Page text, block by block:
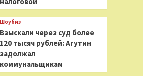
Шоубиз
Взыскали через суд более
120 тысяч рублей: Агутин
задолжал
коммунальщикам